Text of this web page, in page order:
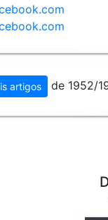
artigos de 1952/